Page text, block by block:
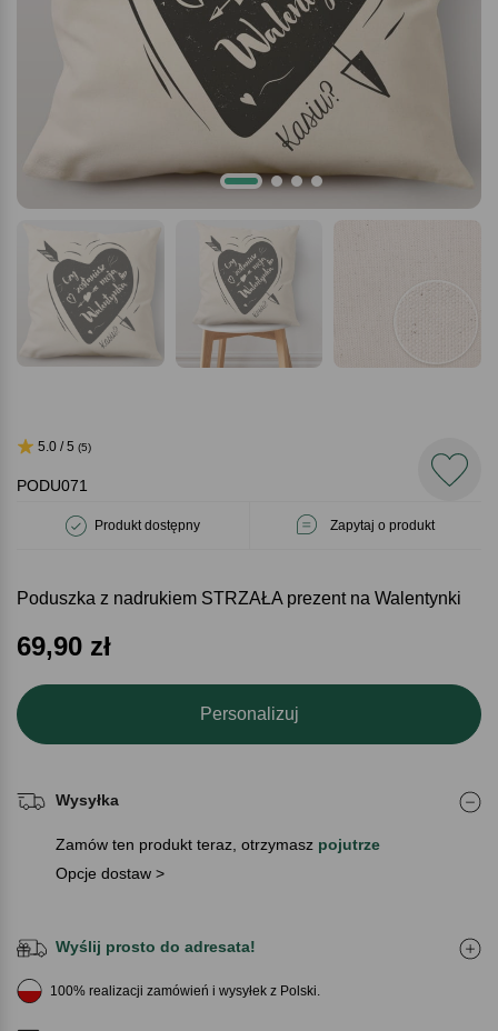
PODU071
Produkt dostępny Zapytaj o produkt
5.0 / 5 (5)
Poduszka z nadrukiem STRZAŁA prezent na Walentynki
69,90 zł
Personalizuj
Wysyłka
Zamów ten produkt teraz, otrzymasz pojutrze
Opcje dostaw >
Wyślij prosto do adresata!
100% realizacji zamówień i wysyłek z Polski.